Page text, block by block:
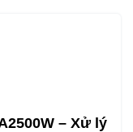
– Xử lý